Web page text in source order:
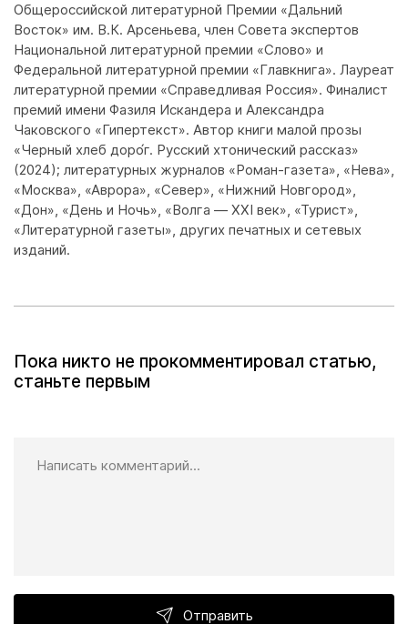
Общероссийской литературной Премии «Дальний
Восток» им. В.К. Арсеньева, член Совета экспертов
Национальной литературной премии «Слово» и
Федеральной литературной премии «Главкнига». Лауреат
литературной премии «Справедливая Россия». Финалист
премий имени Фазиля Искандера и Александра
Чаковского «Гипертекст». Автор книги малой прозы
«Черный хлеб доро́г. Русский хтонический рассказ»
(2024); литературных журналов «Роман-газета», «Нева»,
«Москва», «Аврора», «Север», «Нижний Новгород»,
«Дон», «День и Ночь», «Волга — XXI век», «Турист»,
«Литературной газеты», других печатных и сетевых
изданий.
Пока никто не прокомментировал статью,
станьте первым
Отправить